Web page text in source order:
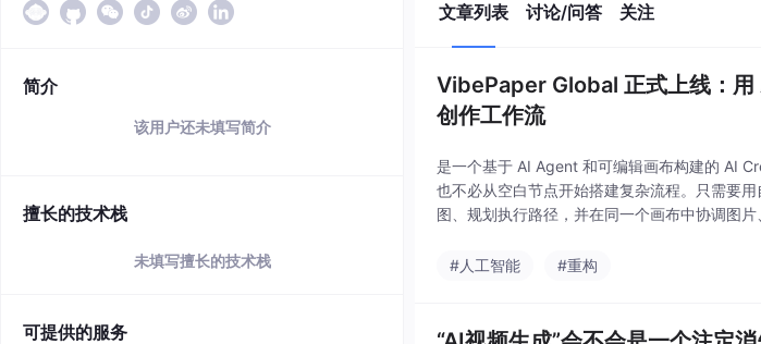
简介
该用户还未填写简介
擅长的技术栈
未填写擅长的技术栈
可提供的服务
文章列表 讨论/问答 关注
VibePaper Global 正式上线：
创作工作流
是一个基于 AI Agent 和可编辑画布构建的 AI
也不必从空白节点开始搭建复杂流程。只需要
图、规划执行路径，并在同一个画布中协调图
#人工智能
#重构